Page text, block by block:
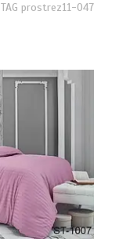
TAG prostrez11-047